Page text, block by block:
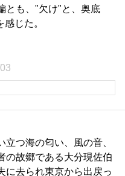
とも、"欠け"と、奥底
じた。
つ海の匂い、風の音、
の故郷である大分現佐伯
に去られ東京から出戻っ